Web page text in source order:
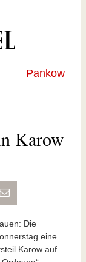
Pankow
Karow
teilen
Die
eine
Karow auf